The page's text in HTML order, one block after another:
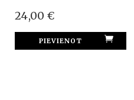
24,00 €